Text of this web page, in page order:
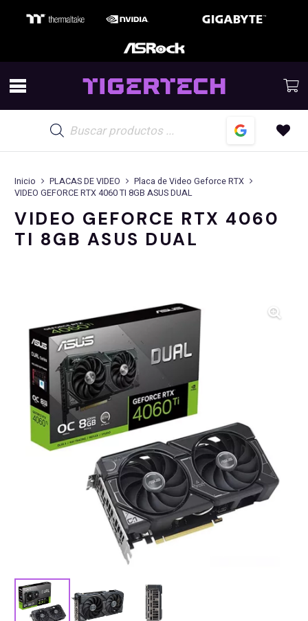
de
productos
Inicio PLACAS DE VIDEO
Placa de Video Geforce RTX
VIDEO GEFORCE RTX 4060 TI 8GB ASUS DUAL
VIDEO GEFORCE RTX 4060
TI 8GB ASUS DUAL